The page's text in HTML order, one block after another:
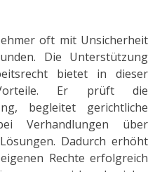
oft mit Unsicherheit
Die Unterstützung
bietet in dieser
Vorteile. Er prüft die
begleitet gerichtliche
Verhandlungen über
Dadurch erhöht
Rechte erfolgreich